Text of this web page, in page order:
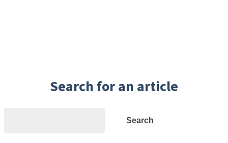
Search for an article
Search